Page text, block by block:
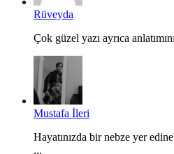
Rüveyda
Çok güzel yazı ayrıca
Mustafa İleri
Hayatınızda bir nebze yer
...